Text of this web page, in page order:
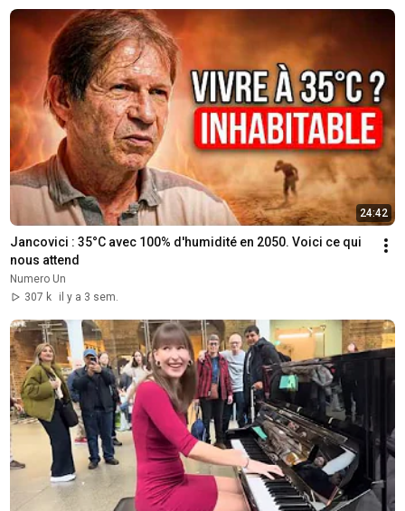
24:42
Jancovici : 35°C avec 100% d'humidité en 2050. Voici ce qui
nous attend
Numero Un
307 k
il y a 3 sem.